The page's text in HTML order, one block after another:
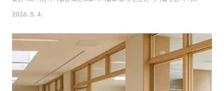
라 종이 학습지와 디지털 콘텐츠가 한 호흡으로 묶이는 구조다. 동아일보 키즈
도 시장으로 형성되고 있음을 확인할 수 있다.2. 의료·고등교육으로의 확장인
공지능신문과 한의신문 보도에 따르면 가천대·부산대 연구팀은 'AI-인간 협력'
블렌디드 러닝 모델을 한의대 임상교육에 적용해 세계 최초로 RCT(무작위 대
조 시험)를 설계·수행했다. 블렌디드 러닝이 더 이상 K-12에 국한된 개념이 아
니라는 신호다. 학습자의 연..
2026. 5. 4.